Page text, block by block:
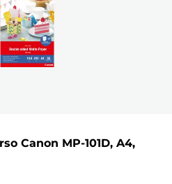
Canon MP-101D, A4,